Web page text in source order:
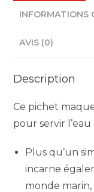
INFORMATIONS
AVIS (0)
Description
Ce pichet
pour servir
Plus qu’un
incarne
monde